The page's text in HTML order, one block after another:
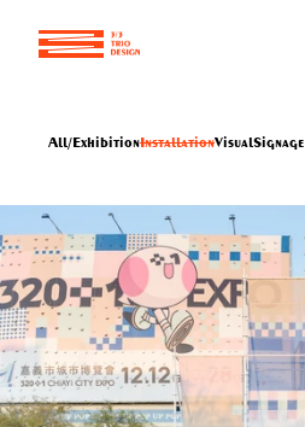
Exhibition
All/ InstallationVisualSignage